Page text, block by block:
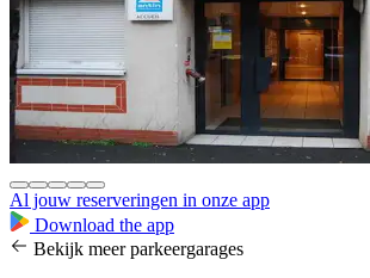
Al jouw reserveringen in onze app
Download the app
Bekijk meer parkeergarages